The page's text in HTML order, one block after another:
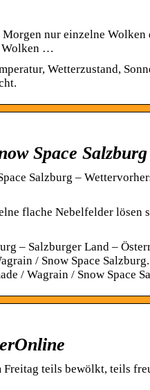
nur einzelne
Wolken …
Wetterzustand,
Space
Salzburg –
flache Nebelfelder lösen
– Salzburger Land –
/ Snow Space
/ Wagrain / Snow Space
teils bewölkt, teils